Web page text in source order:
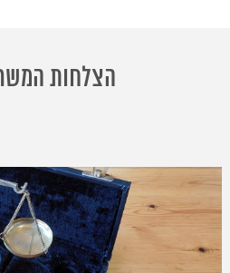
הצלחות